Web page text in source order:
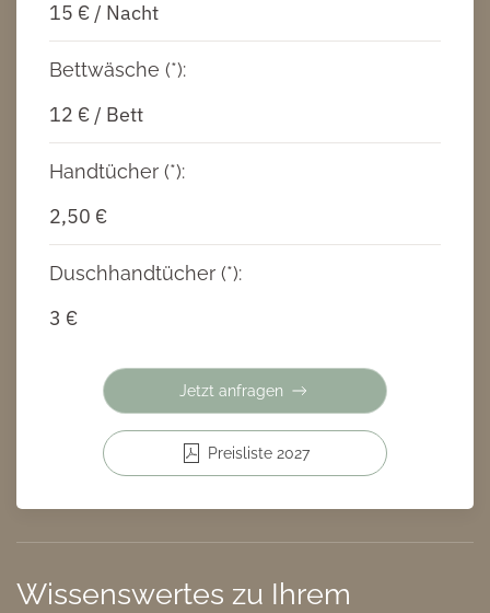
15 € / Nacht
Bettwäsche (*):
12 € / Bett
Handtücher (*):
2,50 €
Duschhandtücher (*):
3 €
Jetzt anfragen
Preisliste 2027
Wissenswertes zu Ihrem